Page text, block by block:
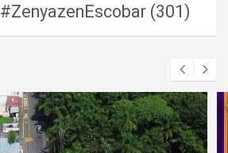
#ZenyazenEscobar (301)